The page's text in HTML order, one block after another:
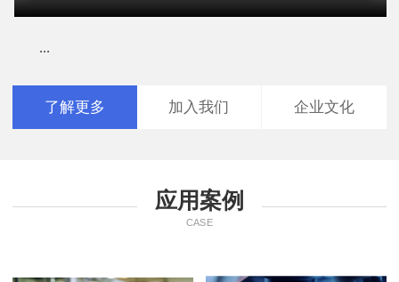
...
了解更多 加入我们 企业文化
应用案例
CASE